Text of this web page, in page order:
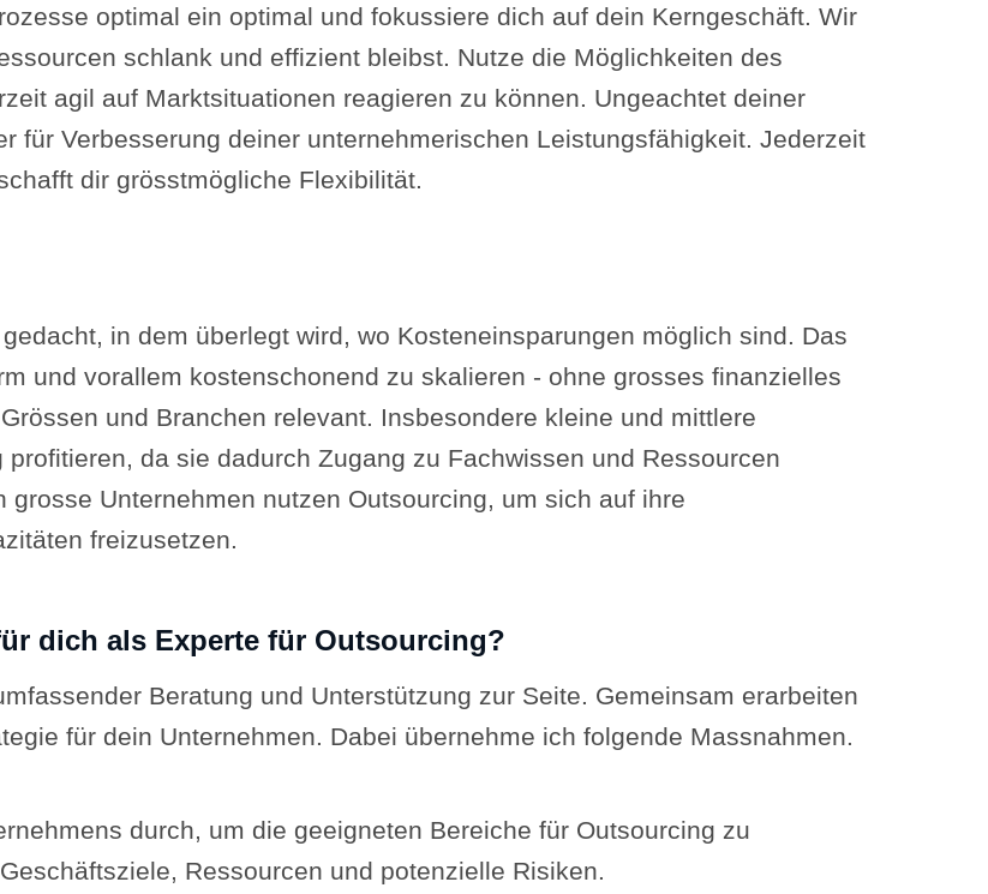
optimal ein optimal und fokussiere dich auf dein Kerngeschäft. Wir
schlank und effizient bleibst. Nutze die Möglichkeiten des
agil auf Marktsituationen reagieren zu können. Ungeachtet deiner
für Verbesserung deiner unternehmerischen Leistungsfähigkeit. Jederzeit
dir grösstmögliche Flexibilität.
in dem überlegt wird, wo Kosteneinsparungen möglich sind. Das
und vorallem kostenschonend zu skalieren - ohne grosses finanzielles
und Branchen relevant. Insbesondere kleine und mittlere
da sie dadurch Zugang zu Fachwissen und Ressourcen
Unternehmen nutzen Outsourcing, um sich auf ihre
freizusetzen.
dich als Experte für Outsourcing?
Beratung und Unterstützung zur Seite. Gemeinsam erarbeiten
für dein Unternehmen. Dabei übernehme ich folgende Massnahmen.
durch, um die geeigneten Bereiche für Outsourcing zu
Ressourcen und potenzielle Risiken.